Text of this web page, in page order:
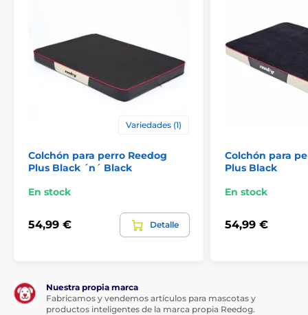
Variedades (1)
Colchón para perro Reedog
Plus Black ´n´ Black
En stock
54,99 € Detalle
Colchón para
Plus Black
En stock
54,99 €
Nuestra propia marca
Fabricamos y vendemos artículos para mascotas y
productos inteligentes de la marca propia Reedog.